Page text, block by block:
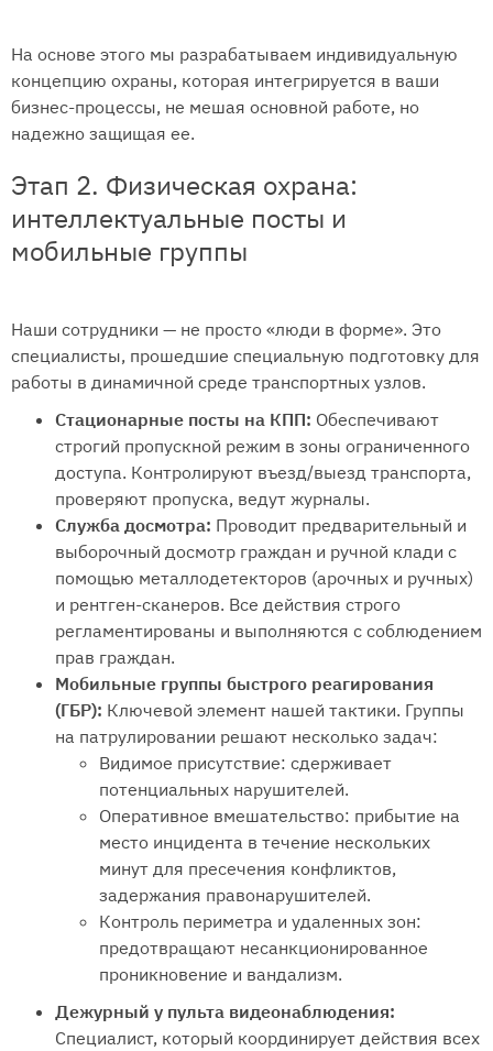
На основе этого мы разрабатываем индивидуальную
концепцию охраны, которая интегрируется в ваши
бизнес-процессы, не мешая основной работе, но
надежно защищая ее.
Этап 2. Физическая охрана:
интеллектуальные посты и
мобильные группы
Наши сотрудники — не просто «люди в форме». Это
специалисты, прошедшие специальную подготовку для
работы в динамичной среде транспортных узлов.
Стационарные посты на КПП: Обеспечивают
строгий пропускной режим в зоны ограниченного
доступа. Контролируют въезд/выезд транспорта,
проверяют пропуска, ведут журналы.
Служба досмотра: Проводит предварительный и
выборочный досмотр граждан и ручной клади с
помощью металлодетекторов (арочных и ручных)
и рентген-сканеров. Все действия строго
регламентированы и выполняются с соблюдением
прав граждан.
Мобильные группы быстрого реагирования
(ГБР): Ключевой элемент нашей тактики. Группы
на патрулировании решают несколько задач:
Видимое присутствие: сдерживает
потенциальных нарушителей.
Оперативное вмешательство: прибытие на
место инцидента в течение нескольких
минут для пресечения конфликтов,
задержания правонарушителей.
Контроль периметра и удаленных зон:
предотвращают несанкционированное
проникновение и вандализм.
Дежурный у пульта видеонаблюдения:
Специалист, который координирует действия всех